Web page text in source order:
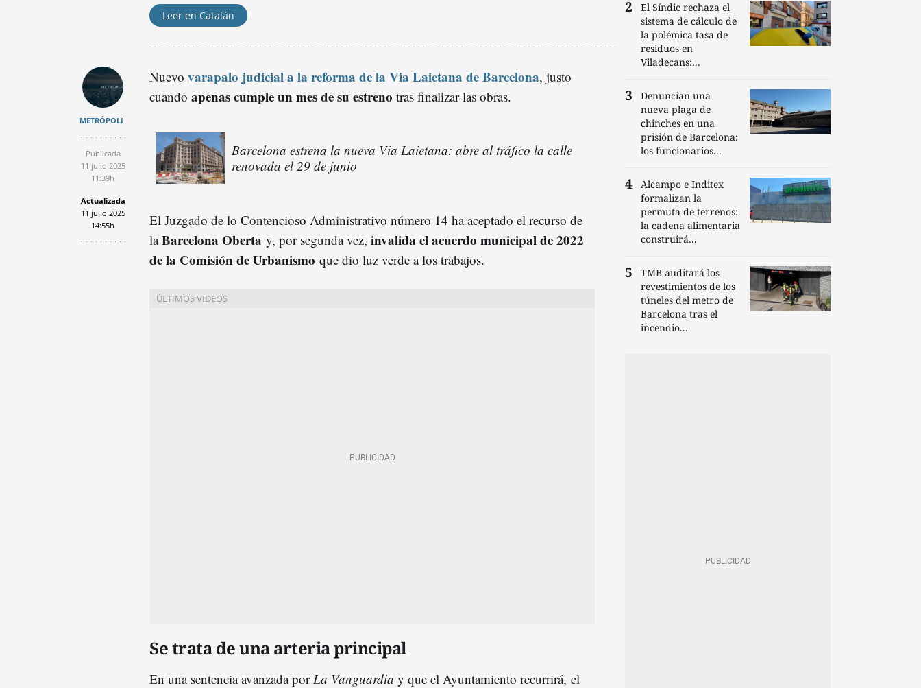
Leer en Catalán
METRÓPOLI
Publicada
11 julio 2025
11:39h
Actualizada
11 julio 2025
14:55h
Nuevo varapalo judicial a la reforma de la Via Laietana de Barcelona, justo
cuando apenas cumple un mes de su estreno tras finalizar las obras.
Barcelona estrena la nueva Via Laietana: abre al tráfico la calle
renovada el 29 de junio
El Juzgado de lo Contencioso Administrativo número 14 ha aceptado el recurso de
laBarcelona Oberta y, por segunda vez, invalida el acuerdo municipal de 2022
de la Comisión de Urbanismo que dio luz verde a los trabajos.
Se trata de una arteria principal
En una sentencia avanzada por La Vanguardia y que el Ayuntamiento recurrirá, el
El Síndic rechaza el
sistema de cálculo de
la polémica tasa de
residuos en
Viladecans:...
Denuncian una
nueva plaga de
chinches en una
prisión de Barcelona:
los funcionarios...
Alcampo e Inditex
formalizan la
permuta de terrenos:
la cadena alimentaria
construirá...
TMB auditará los
revestimientos de los
túneles del metro de
Barcelona tras el
incendio...